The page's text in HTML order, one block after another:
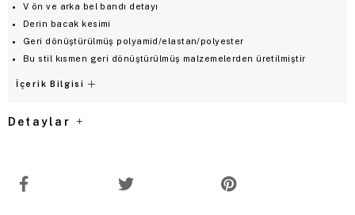
V ön ve arka bel bandı detayı
Derin bacak kesimi
Geri dönüştürülmüş polyamid/elastan/polyester
Bu stil kısmen geri dönüştürülmüş malzemelerden üretilmiştir
İçerik Bilgisi
Detaylar